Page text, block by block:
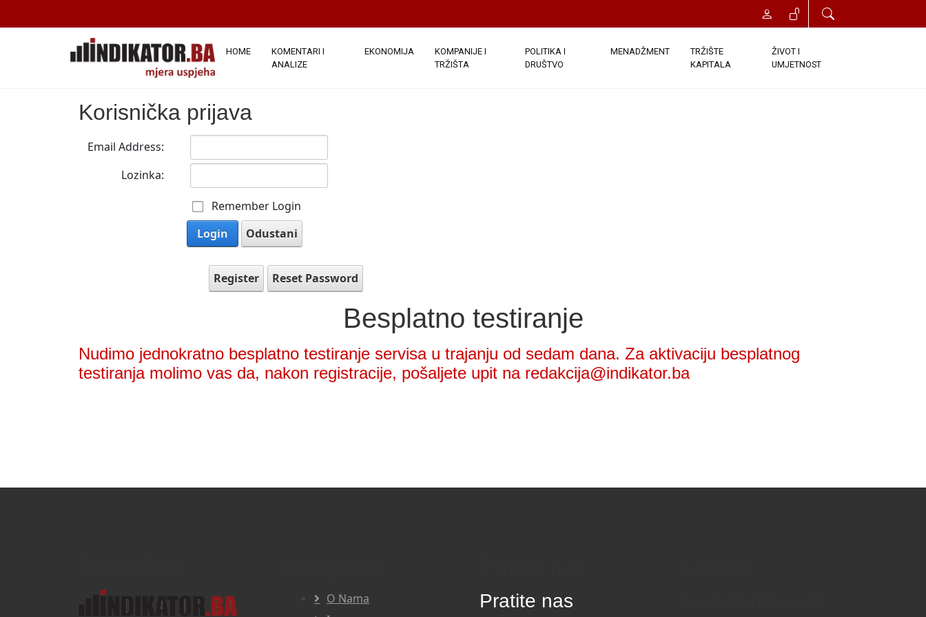
HOME
KOMENTARI I
ANALIZE
EKONOMIJA
KOMPANIJE I
TRŽIŠTA
POLITIKA I
DRUŠTVO
MENADŽMENT
TRŽIŠTE
KAPITALA
ŽIVOT I
UMJETNOST
Korisnička prijava
Email Address:
Lozinka:
Remember Login
Login
Odustani
Register Reset Password
Besplatno testiranje
Nudimo jednokratno besplatno testiranje servisa u trajanju od sedam dana. Za aktivaciju besplatnog
testiranja molimo vas da, nakon registracije, pošaljete upit na redakcija@indikator.ba
O Nama
Pratite nas